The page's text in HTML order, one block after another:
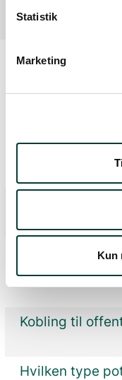
Statistik
Marketing
Kun
Oplysninger
Findes en
Findes en
med autisme?
Kobling til
Hvilken type